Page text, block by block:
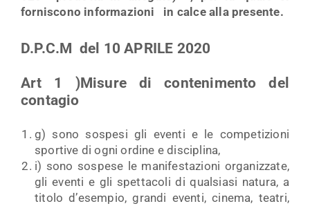
forniscono informazioni in calce alla presente.
D.P.C.M del 10 APRILE 2020
Art 1 )Misure di contenimento del
contagio
g) sono sospesi gli eventi e le competizioni
sportive di ogni ordine e disciplina,
i) sono sospese le manifestazioni organizzate,
gli eventi e gli spettacoli di qualsiasi natura, a
titolo d’esempio, grandi eventi, cinema, teatri,